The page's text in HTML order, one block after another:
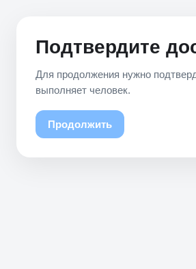
Подтвердите
Для продолжения нужно
выполняет человек.
Продолжить